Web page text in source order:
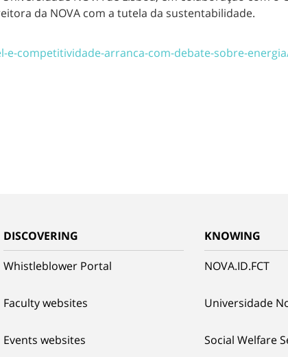
da NOVA com a tutela da sustentabilidade.
competitividade-arranca-com-debate-sobre-
DISCOVERING
Whistleblower Portal
Faculty websites
Events websites
KNOWING
NOVA.ID.FCT
Universidade
Social Welfare